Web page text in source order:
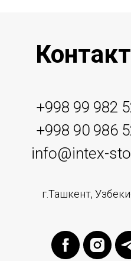
+998 99 982
+998 90 986
info@intex-
г.Ташкент,